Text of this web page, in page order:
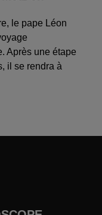
le pape Léon
Après une étape
il se rendra à